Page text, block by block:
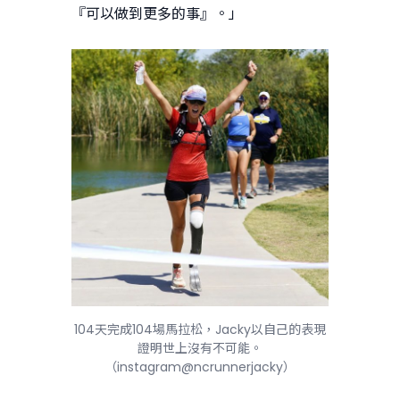
『可以做到更多的事』。」
104天完成104場馬拉松，Jacky以自己的表現
證明世上沒有不可能。
（instagram@ncrunnerjacky）